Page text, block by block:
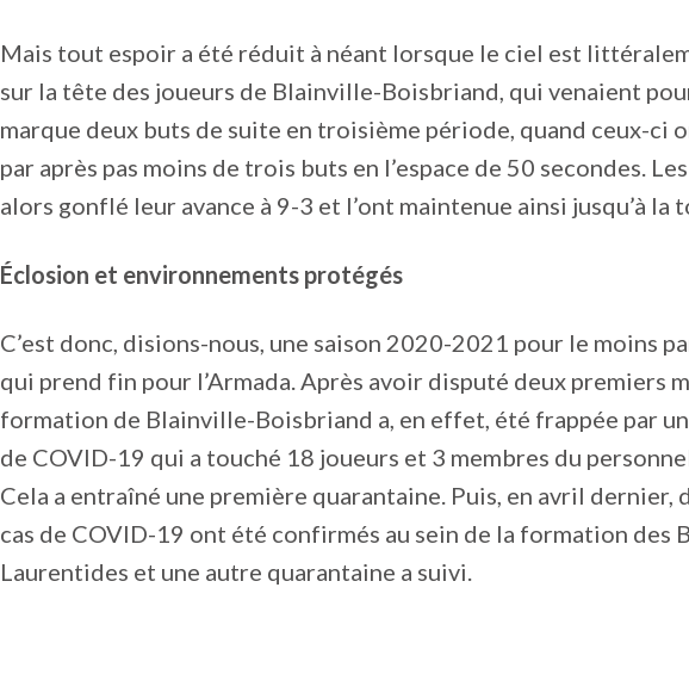
Mais tout espoir a été réduit à néant lorsque le ciel est
sur la tête des joueurs de Blainville-Boisbriand, qui venaient
marque deux buts de suite en troisième période, quand ceux-ci
par après pas moins de trois buts en l’espace de 50 secondes.
alors gonflé leur avance à 9-3 et l’ont maintenue ainsi jusqu’à la
Éclosion et environnements protégés
C’est donc, disions-nous, une saison 2020-2021 pour le moins
qui prend fin pour l’Armada. Après avoir disputé deux premiers
formation de Blainville-Boisbriand a, en effet, été frappée par
de COVID-19 qui a touché 18 joueurs et 3 membres du
Cela a entraîné une première quarantaine. Puis, en avril dernier,
cas de COVID-19 ont été confirmés au sein de la formation des
Laurentides et une autre quarantaine a suivi.